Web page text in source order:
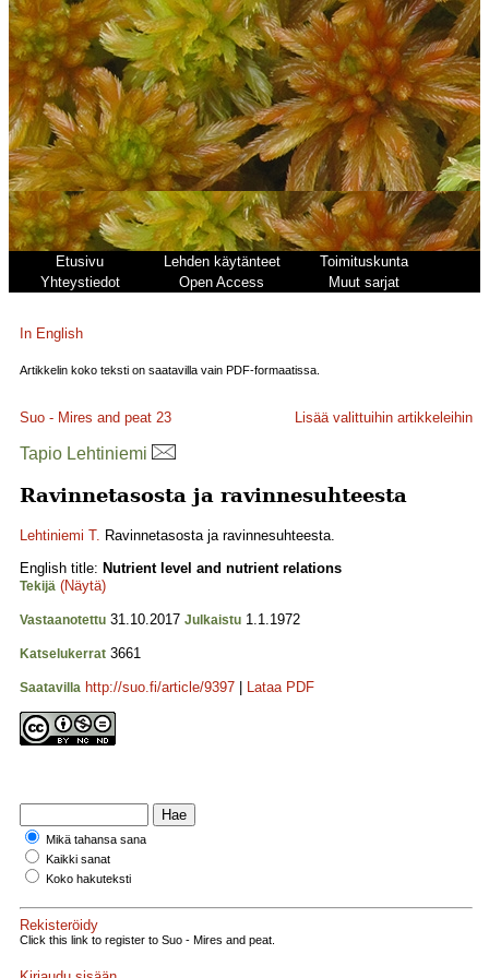
Etusivu Lehden käytänteet
Toimituskunta
Yhteystiedot
Open Access Muut sarjat
In English
Artikkelin koko teksti on saatavilla vain PDF-formaatissa.
Suo - Mires and peat 23 Lisää valittuihin artikkeleihin
Tapio Lehtiniemi
Ravinnetasosta ja ravinnesuhteesta
Lehtiniemi T. Ravinnetasosta ja ravinnesuhteesta.
English title: Nutrient level and nutrient relations
Tekijä (Näytä)
Vastaanotettu 31.10.2017 Julkaistu 1.1.1972
Katselukerrat 3661
Saatavilla http://suo.fi/article/9397 Lataa PDF
Mikä tahansa sana
Kaikki sanat
Koko hakuteksti
Rekisteröidy
Click this link to register to Suo - Mires and peat.